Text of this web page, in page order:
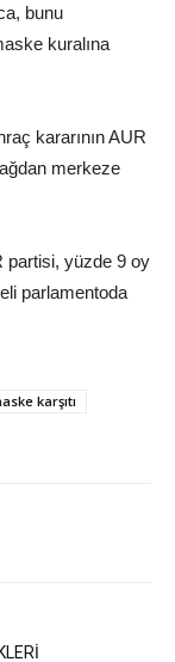
bunu
kuralına
kararının AUR
merkeze
partisi, yüzde 9 oy
parlamentoda
karşıtı